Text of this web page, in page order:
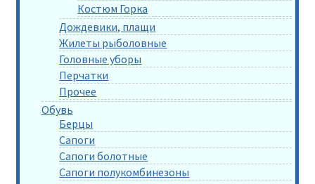
Костюм Горка
Дождевики, плащи
Жилеты рыболовные
Головные уборы
Перчатки
Прочее
Обувь
Берцы
Сапоги
Сапоги болотные
Сапоги полукомбинезоны